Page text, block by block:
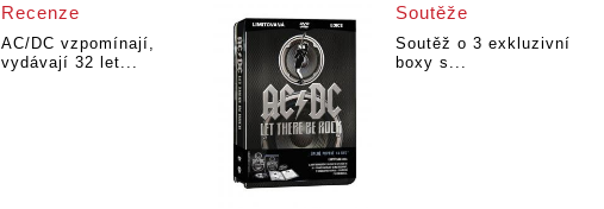
Recenze
AC/DC vzpomínají,
vydávají 32 let...
Soutěže
Soutěž o 3 exkluzivní
boxy s...